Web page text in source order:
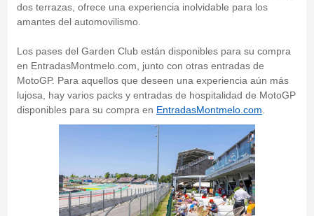
dos terrazas, ofrece una experiencia inolvidable para los
amantes del automovilismo.
Los pases del Garden Club están disponibles para su compra
en EntradasMontmelo.com, junto con otras entradas de
MotoGP. Para aquellos que deseen una experiencia aún más
lujosa, hay varios packs y entradas de hospitalidad de MotoGP
disponibles para su compra en EntradasMontmelo.com